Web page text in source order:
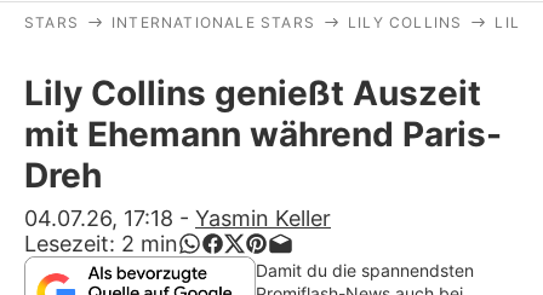
Stars
Filme & Serien
Lifestyle
Familie & Liebe
STARS INTERNATIONALE STARS LILY COLLINS LILY
Lily Collins genießt Auszeit
mit Ehemann während Paris-
Dreh
04.07.26, 17:18 - Yasmin Keller
Lesezeit: 2 min
Damit du die spannendsten